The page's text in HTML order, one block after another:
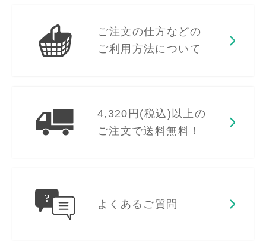
ご注文の仕方などの
ご利用方法について
4,320円(税込)以上の
ご注文で送料無料！
よくあるご質問